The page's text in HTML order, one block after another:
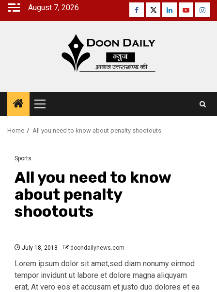
Skip
August 7, 2026 Facebook
TwitterLinkedinYoutube
Primary
Menu
Home All you need to know about penalty shootouts
Sports
All you need to know
about penalty
shootouts
July 18, 2018 doondailynews.com
Lorem ipsum dolor sit amet,sed diam nonumy eirmod
tempor invidunt ut labore et dolore magna aliquyam
erat, At vero eos et accusam et justo duo dolores et ea